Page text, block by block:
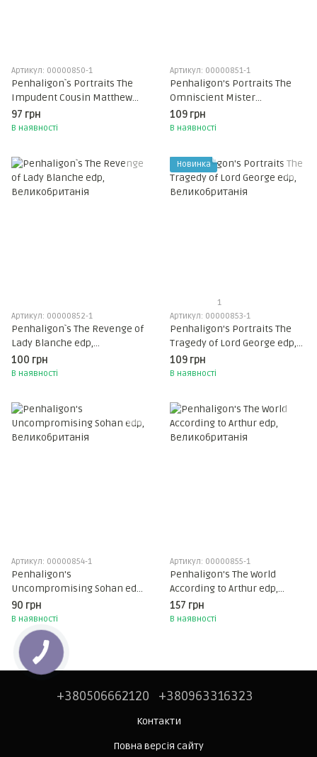
Артикул: 00000850-1
Penhaligon`s Portraits The
Impudent Cousin Matthew
edp, Великобританія
97 грн
В наявності
Артикул: 00000851-1
Penhaligon's Portraits The
Omniscient Mister
Thompson edp,
Великобританія
109 грн
В наявності
Артикул: 00000852-1
Penhaligon`s The Revenge of
Lady Blanche edp,
Великобританія
100 грн
В наявності
Новинка
1
Артикул: 00000853-1
Penhaligon's Portraits The
Tragedy of Lord George edp,
Великобританія
109 грн
В наявності
Артикул: 00000854-1
Penhaligon's
Uncompromising Sohan edp,
Великобританія
90 грн
В наявності
Артикул: 00000855-1
Penhaligon's The World
According to Arthur edp,
Великобританія
157 грн
В наявності
+380506662120 +380963316323
Контакти
Повна версія сайту